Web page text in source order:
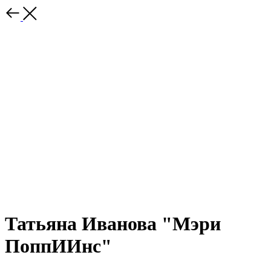
Татьяна Иванова "Мэри
ПоппИИнс"